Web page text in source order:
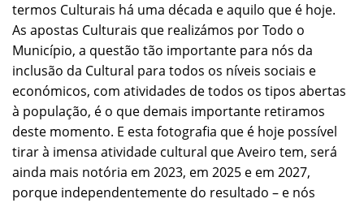
termos Culturais há uma década e aquilo que é hoje.
As apostas Culturais que realizámos por Todo o
Município, a questão tão importante para nós da
inclusão da Cultural para todos os níveis sociais e
económicos, com atividades de todos os tipos abertas
à população, é o que demais importante retiramos
deste momento. E esta fotografia que é hoje possível
tirar à imensa atividade cultural que Aveiro tem, será
ainda mais notória em 2023, em 2025 e em 2027,
porque independentemente do resultado – e nós